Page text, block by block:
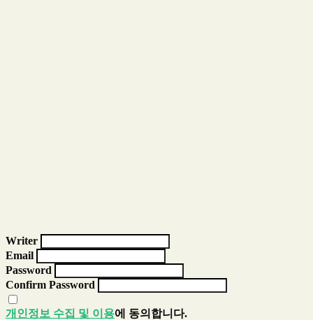
Writer
Email
Password
Confirm Password
개인정보 수집 및 이용에 동의합니다.